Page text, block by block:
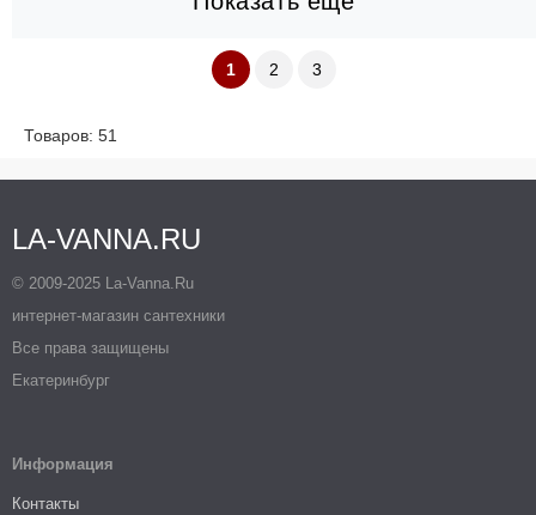
1 2 3
Товаров: 51
LA-VANNA.RU
© 2009-2025 La-Vanna.Ru
интернет-магазин сантехники
Все права защищены
Екатеринбург
Информация
Контакты